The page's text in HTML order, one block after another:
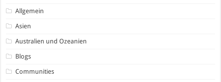
Allgemein
Asien
Australien und Ozeanien
Blogs
Communities